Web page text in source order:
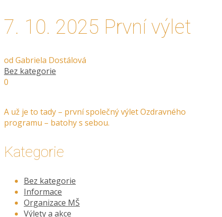
7. 10. 2025 První výlet
od Gabriela Dostálová
Bez kategorie
0
A už je to tady – první společný výlet Ozdravného
programu – batohy s sebou.
Kategorie
Bez kategorie
Informace
Organizace MŠ
Výlety a akce